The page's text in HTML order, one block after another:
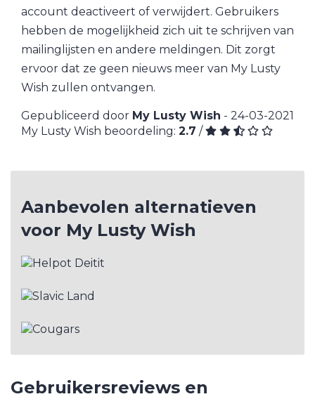
account deactiveert of verwijdert. Gebruikers
hebben de mogelijkheid zich uit te schrijven van
mailinglijsten en andere meldingen. Dit zorgt
ervoor dat ze geen nieuws meer van My Lusty
Wish zullen ontvangen.
Gepubliceerd door My Lusty Wish - 24-03-2021
My Lusty Wish beoordeling: 2.7 /
Aanbevolen alternatieven
voor My Lusty Wish
Gebruikersreviews en